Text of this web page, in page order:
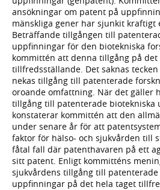
ansökningar om patent på
mänskliga gener har sjunkit kraftigt
Beträffande tillgången till
uppfinningar för den biotekniska
kommittén att denna tillgång på
tillfredsställande. Det saknas
nekas tillgång till patenterade
oroande omfattning. När det gäller
tillgång till patenterade biotekniska
konstaterar kommittén att den
under senare år för att
faktor för hälso- och sjukvården till
fåtal fall där patenthavaren på ett
sitt patent. Enligt kommitténs
sjukvårdens tillgång till patenterade
uppfinningar på det hela taget